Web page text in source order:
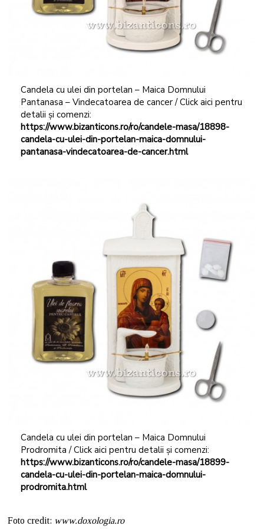
Candela cu ulei din portelan – Maica Domnului
Pantanasa – Vindecatoarea de cancer / Click aici pentru
detalii și comenzi:
https://www.bizanticons.ro/ro/candele-masa/18898-
candela-cu-ulei-din-portelan-maica-domnului-
pantanasa-vindecatoarea-de-cancer.html
Candela cu ulei din portelan – Maica Domnului
Prodromita / Click aici pentru detalii și comenzi:
https://www.bizanticons.ro/ro/candele-masa/18899-
candela-cu-ulei-din-portelan-maica-domnului-
prodromita.html
Foto credit: www.doxologia.ro